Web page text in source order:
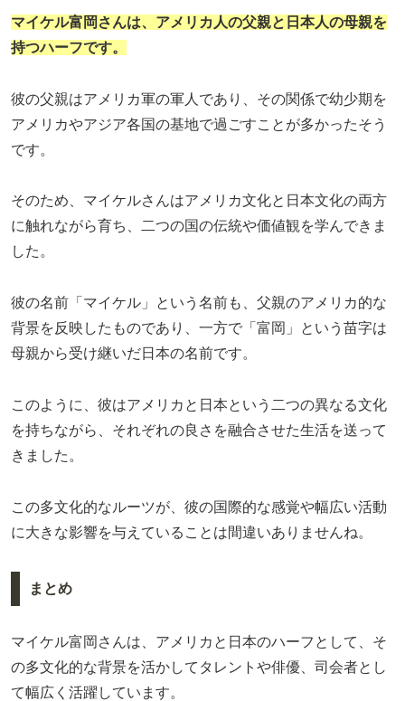
マイケル富岡さんは、アメリカ人の父親と日本人の母親を
持つハーフです。
彼の父親はアメリカ軍の軍人であり、その関係で幼少期を
アメリカやアジア各国の基地で過ごすことが多かったそう
です。
そのため、マイケルさんはアメリカ文化と日本文化の両方
に触れながら育ち、二つの国の伝統や価値観を学んできま
した。
彼の名前「マイケル」という名前も、父親のアメリカ的な
背景を反映したものであり、一方で「富岡」という苗字は
母親から受け継いだ日本の名前です。
このように、彼はアメリカと日本という二つの異なる文化
を持ちながら、それぞれの良さを融合させた生活を送って
きました。
この多文化的なルーツが、彼の国際的な感覚や幅広い活動
に大きな影響を与えていることは間違いありませんね。
まとめ
マイケル富岡さんは、アメリカと日本のハーフとして、そ
の多文化的な背景を活かしてタレントや俳優、司会者とし
て幅広く活躍しています。